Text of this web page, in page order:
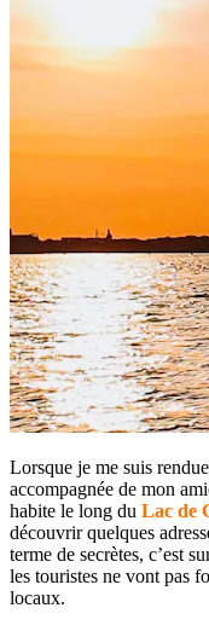
Lorsque je me suis
accompagnée de mon
habite le long du Lac de
découvrir quelques
terme de secrètes, c’est
les touristes ne vont pas
locaux.